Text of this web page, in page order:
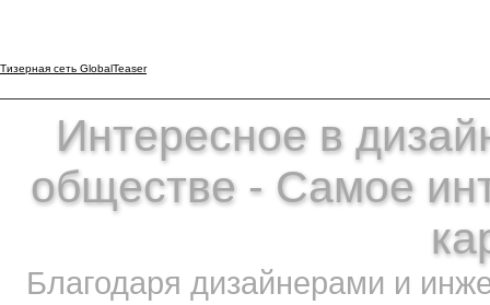
Тизерная сеть GlobalTeaser
Интересное в
обществе - Самое
Благодаря дизайнерами и